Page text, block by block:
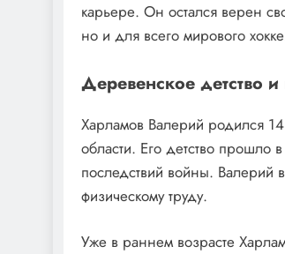
карьере. Он остался верен
но и для всего мирового
Деревенское детство
Харламов Валерий родился
области. Его детство прошло
последствий войны. Валерий
физическому труду.
Уже в раннем возрасте